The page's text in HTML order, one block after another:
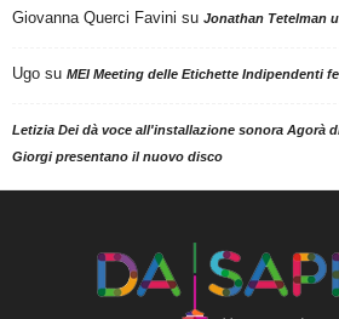
Giovanna Querci Favini su Jonathan Tetelman
Ugo su MEI Meeting delle Etichette Indipendenti
Letizia Dei dà voce all'installazione sonora Agorà
Giorgi presentano il nuovo disco